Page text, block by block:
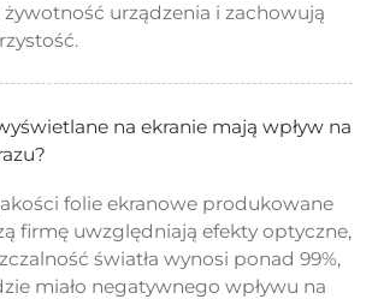
żywotność urządzenia i zachowują
na ekranie mają wpływ na
folie ekranowe produkowane
firmę uwzględniają efekty optyczne,
światła wynosi ponad 99%,
miało negatywnego wpływu na